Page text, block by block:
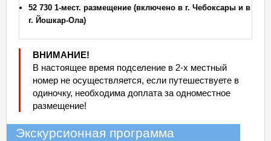
52 730 1-мест. размещение (включено в г. Чебоксары и в
г. Йошкар-Ола)
ВНИМАНИЕ!
В настоящее время подселение в 2-х местный
номер не осуществляется, если путешествуете в
одиночку, необходима доплата за одноместное
размещение!
Экскурсионная программа